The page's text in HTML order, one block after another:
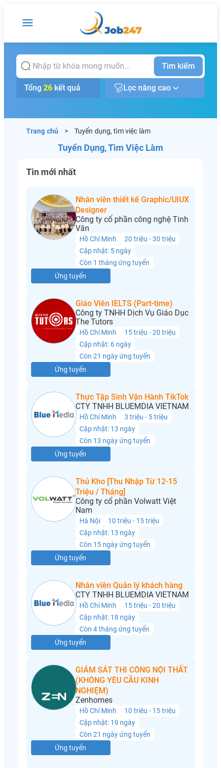
Tìm kiếm
Tổng 26 kết quả Lọc nâng cao
Trang chủ > Tuyển dụng, tìm việc làm
Tuyển Dụng, Tìm Việc Làm
Tin mới nhất
Nhân viên thiết kế Graphic/UIUX
Designer
Công ty cổ phần công nghệ Tinh
Vân
Hồ Chí Minh
20 triệu - 30 triệu
Cập nhật: 5 ngày
Còn 1 tháng ứng tuyển
Ứng tuyển
Giáo Viên IELTS (Part-time)
Công ty TNHH Dịch Vụ Giáo Dục
The Tutors
Hồ Chí Minh
15 triệu - 20 triệu
Cập nhật: 6 ngày
Còn 21 ngày ứng tuyển
Ứng tuyển
Thực Tập Sinh Vận Hành TikTok
CTY TNHH BLUEMDIA VIETNAM
Hồ Chí Minh
3 triệu - 5 triệu
Cập nhật: 13 ngày
Còn 13 ngày ứng tuyển
Ứng tuyển
Thủ Kho [Thu Nhập Từ 12-15
Triệu / Tháng]
Công ty cổ phần Volwatt Việt
Nam
Hà Nội
10 triệu - 15 triệu
Cập nhật: 13 ngày
Còn 15 ngày ứng tuyển
Ứng tuyển
Nhân viên Quản lý khách hàng
CTY TNHH BLUEMDIA VIETNAM
Hồ Chí Minh
15 triệu - 20 triệu
Cập nhật: 18 ngày
Còn 4 tháng ứng tuyển
Ứng tuyển
GIÁM SÁT THI CÔNG NỘI THẤT
(KHÔNG YÊU CẦU KINH
NGHIỆM)
Zenhomes
Hồ Chí Minh
10 triệu - 15 triệu
Cập nhật: 19 ngày
Còn 21 ngày ứng tuyển
Ứng tuyển